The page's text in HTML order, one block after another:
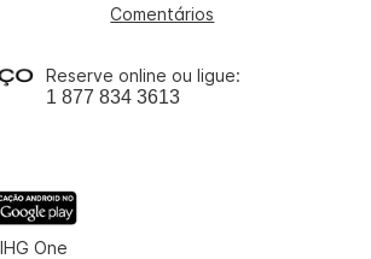
Comentários
Reserve online ou ligue:
1 877 834 3613
One